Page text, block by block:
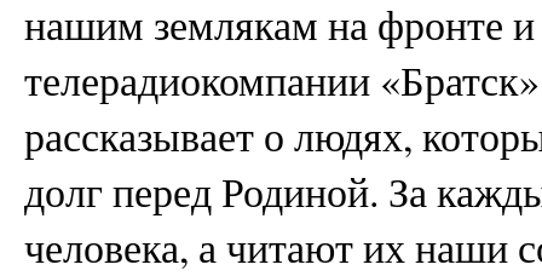
нашим землякам на фронте
телерадиокомпании
рассказывает о людях,
долг перед Родиной. За
человека, а читают их наши